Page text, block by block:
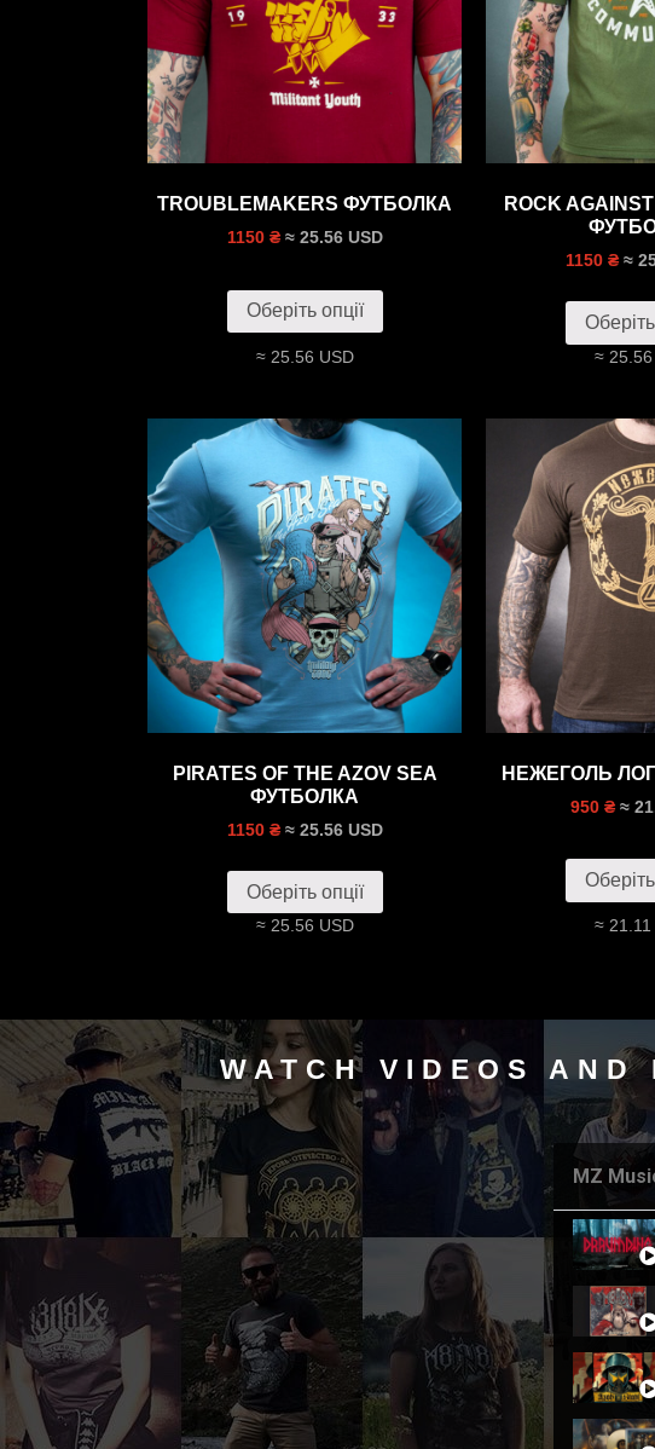
TROUBLEMAKERS ФУТБОЛКА
1150 ₴ ≈ 25.56 USD
Оберіть опції
≈ 25.56 USD
ROCK
1150 ₴ ≈
Оберіть
≈ 25.56
PIRATES OF THE AZOV SEA
ФУТБОЛКА
1150 ₴ ≈ 25.56 USD
Оберіть опції
≈ 25.56 USD
НЕЖЕГОЛЬ
950 ₴ ≈
Оберіть
≈ 21.11
WATCH VIDEOS
MZ